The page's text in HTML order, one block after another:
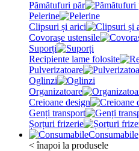
Pămătufuri păr
Pelerine
Clipsuri și arici
Covorașe ustensile
Suporți
Recipiente lame folosite
Pulverizatoare
Oglinzi
Organizatoare
Creioane design
Genți transport
Șorțuri frizerie
Consumabile
< înapoi la produsele